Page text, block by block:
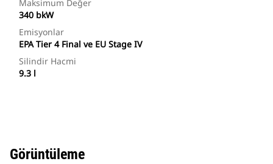
Maksimum Değer
340 bkW
Emisyonlar
EPA Tier 4 Final ve EU Stage IV
Silindir Hacmi
9.3 l
Görüntüleme